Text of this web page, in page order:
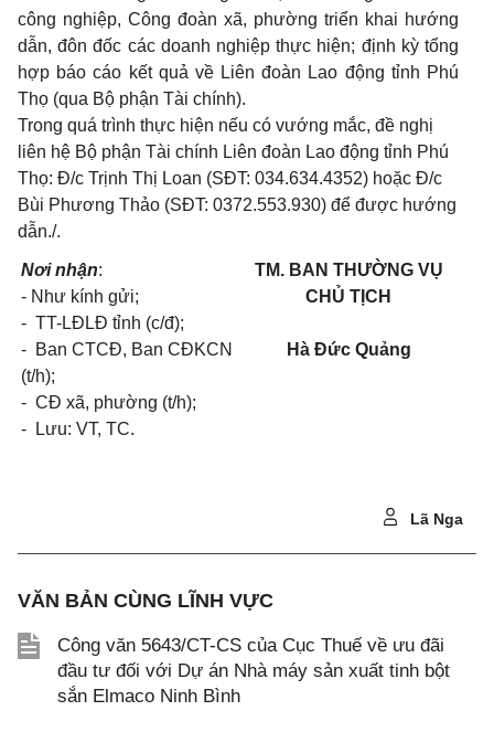
công nghiệp, Công đoàn xã, phường triển khai hướng
dẫn, đôn đốc các doanh nghiệp thực hiện; định kỳ tổng
hợp báo cáo kết quả về Liên đoàn Lao động tỉnh Phú
Thọ (qua Bộ phận Tài chính).
Trong quá trình thực hiện nếu có vướng mắc, đề nghị
liên hệ Bộ phận Tài chính Liên đoàn Lao động tỉnh Phú
Thọ: Đ/c Trịnh Thị Loan (SĐT: 034.634.4352) hoặc Đ/c
Bùi Phương Thảo (SĐT: 0372.553.930) để được hướng
dẫn./.
Nơi nhận:
- Như kính gửi;
- TT-LĐLĐ tỉnh (c/đ);
- Ban CTCĐ, Ban CĐKCN
(t/h);
- CĐ xã, phường (t/h);
- Lưu: VT, TC.
TM. BAN THƯỜNG VỤ
CHỦ TỊCH
Hà Đức Quảng
Lã Nga
VĂN BẢN CÙNG LĨNH VỰC
Công văn 5643/CT-CS của Cục Thuế về ưu đãi
đầu tư đối với Dự án Nhà máy sản xuất tinh bột
sắn Elmaco Ninh Bình